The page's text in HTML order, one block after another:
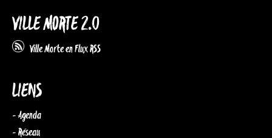
VILLE MORTE 2.0
Ville Morte en Flux RSS
LIENS
- Agenda
- Réseau